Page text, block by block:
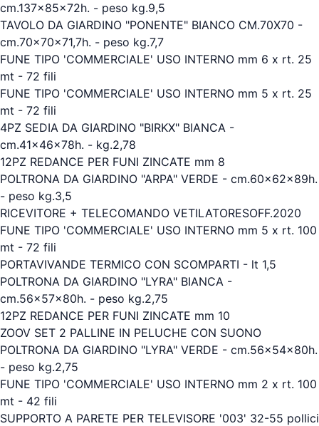
cm.137x85x72h. - peso kg.9,5
TAVOLO DA GIARDINO "PONENTE" BIANCO CM.70X70 -
cm.70x70x71,7h. - peso kg.7,7
FUNE TIPO 'COMMERCIALE' USO INTERNO mm 6 x rt. 25
mt - 72 fili
FUNE TIPO 'COMMERCIALE' USO INTERNO mm 5 x rt. 25
mt - 72 fili
4PZ SEDIA DA GIARDINO "BIRKX" BIANCA -
cm.41x46x78h. - kg.2,78
12PZ REDANCE PER FUNI ZINCATE mm 8
POLTRONA DA GIARDINO "ARPA" VERDE - cm.60x62x89h.
- peso kg.3,5
RICEVITORE + TELECOMANDO VETILATORESOFF.2020
FUNE TIPO 'COMMERCIALE' USO INTERNO mm 5 x rt. 100
mt - 72 fili
PORTAVIVANDE TERMICO CON SCOMPARTI - lt 1,5
POLTRONA DA GIARDINO "LYRA" BIANCA -
cm.56x57x80h. - peso kg.2,75
12PZ REDANCE PER FUNI ZINCATE mm 10
ZOOV SET 2 PALLINE IN PELUCHE CON SUONO
POLTRONA DA GIARDINO "LYRA" VERDE - cm.56x54x80h.
- peso kg.2,75
FUNE TIPO 'COMMERCIALE' USO INTERNO mm 2 x rt. 100
mt - 42 fili
SUPPORTO A PARETE PER TELEVISORE '003' 32-55 pollici